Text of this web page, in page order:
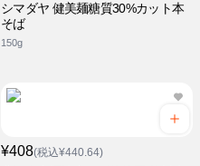
シマダヤ 健美麺糖質30%カット本
そば
150g
¥408(税込¥440.64)